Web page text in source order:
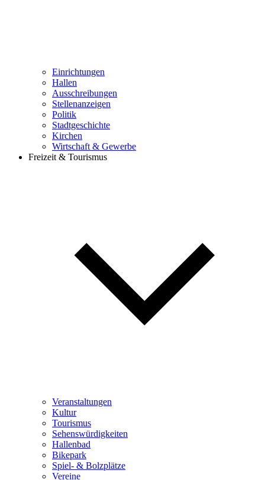
Einrichtungen
Hallen
Ausschreibungen
Stellenanzeigen
Politik
Stadtgeschichte
Kirchen
Wirtschaft & Gewerbe
Freizeit & Tourismus
Veranstaltungen
Kultur
Tourismus
Sehenswürdigkeiten
Hallenbad
Bikepark
Spiel- & Bolzplätze
Vereine